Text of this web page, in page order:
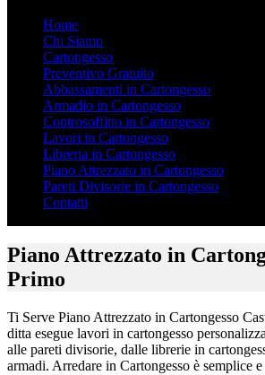
Home
Chi Siamo
Cartongesso
Preventivo Gratuito
Abbassamenti in Cartongesso
Armadio in Cartongesso
Controsoffitto in Cartongesso
Lavori in Cartongesso
Libreria in Cartongesso
Piano Attrezzato in Cartongesso
Pareti Divisorie in Cartongesso
Contatti
Piano Attrezzato in
Primo
Ti Serve Piano Attrezzato in Cartongesso
ditta esegue lavori in cartongesso
alle pareti divisorie, dalle librerie in
armadi. Arredare in Cartongesso è semplice